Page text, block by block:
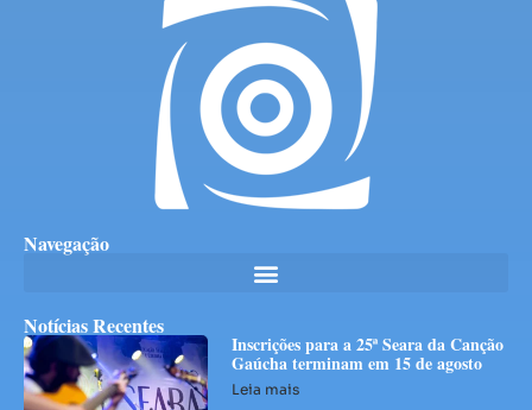
Navegação
Notícias Recentes
Inscrições para a 25ª Seara da Canção
Gaúcha terminam em 15 de agosto
Leia mais